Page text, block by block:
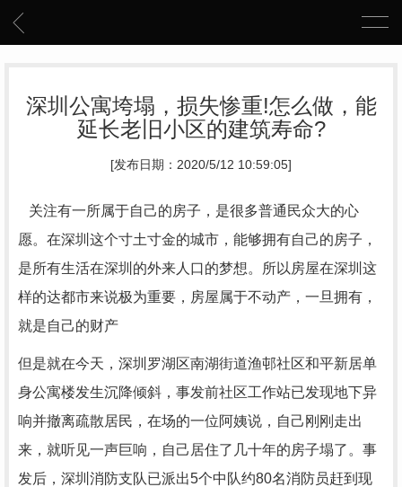
深圳公寓垮塌，损失惨重!怎么做，能
延长老旧小区的建筑寿命?
[发布日期：2020/5/12 10:59:05]
关注有一所属于自己的房子，是很多普通民众大的心
愿。在深圳这个寸土寸金的城市，能够拥有自己的房子，
是所有生活在深圳的外来人口的梦想。所以房屋在深圳这
样的达都市来说极为重要，房屋属于不动产，一旦拥有，
就是自己的财产
但是就在今天，深圳罗湖区南湖街道渔邨社区和平新居单
身公寓楼发生沉降倾斜，事发前社区工作站已发现地下异
响并撤离疏散居民，在场的一位阿姨说，自己刚刚走出
来，就听见一声巨响，自己居住了几十年的房子塌了。事
发后，深圳消防支队已派出5个中队约80名消防员赶到现